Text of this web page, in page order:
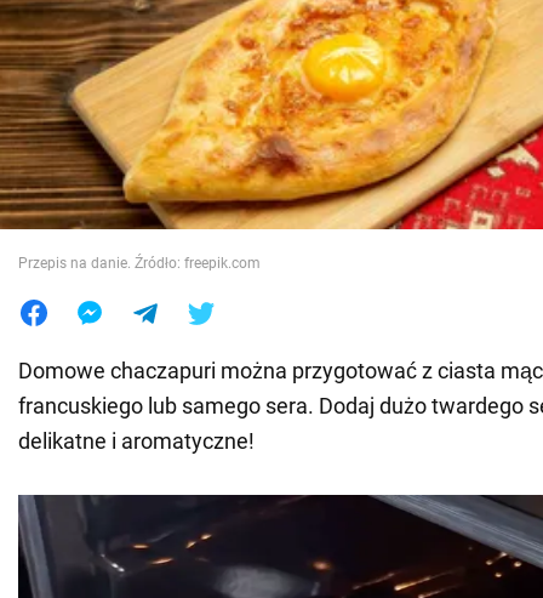
Społeczeństwo
Wojna na Ukrainie
Świat
Jedzenie
Przepis na danie. Źródło: freepik.com
Domowe chaczapuri można przygotować z ciasta
francuskiego lub samego sera. Dodaj dużo twardego
delikatne i aromatyczne!